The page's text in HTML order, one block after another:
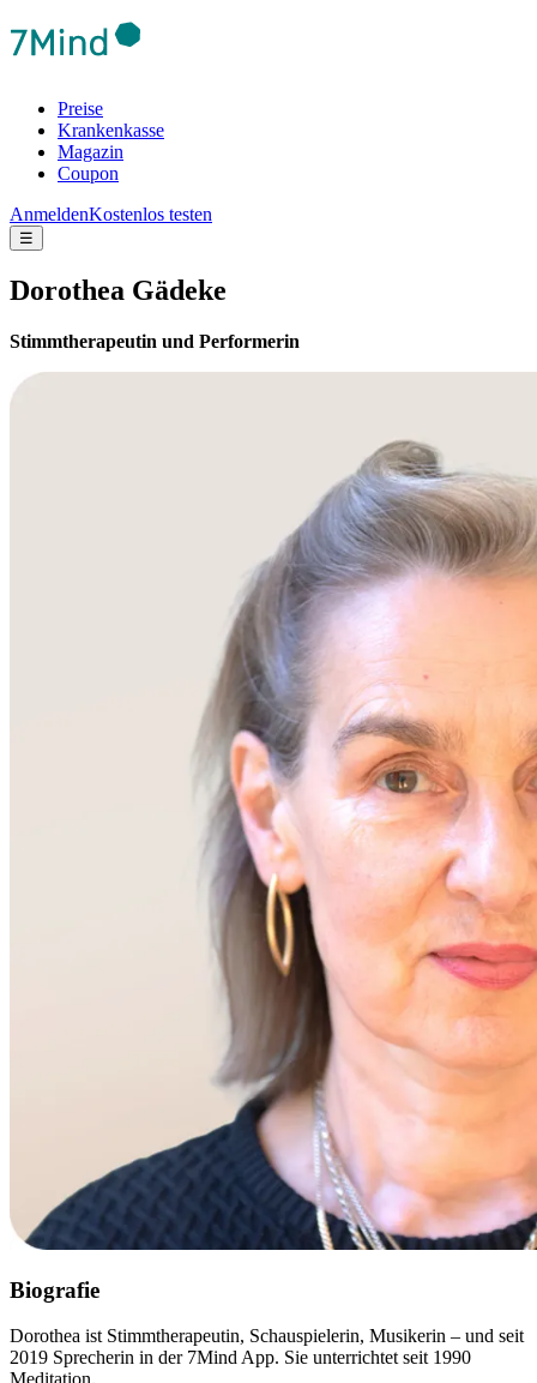
Preise
Krankenkasse
Magazin
Coupon
AnmeldenKostenlos testen
☰
Dorothea Gädeke
Stimmtherapeutin und Performerin
Biografie
Dorothea ist Stimmtherapeutin, Schauspielerin, Musikerin – und seit
2019 Sprecherin in der 7Mind App. Sie unterrichtet seit 1990